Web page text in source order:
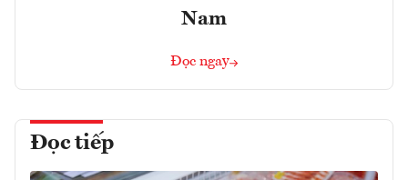
Nam
Đọc ngay
Đọc tiếp